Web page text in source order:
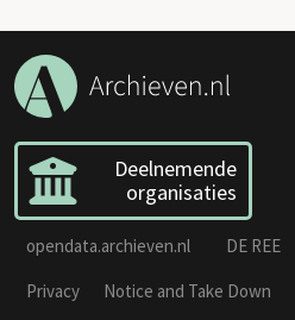
Deelnemende
organisaties
opendata.archieven.nl DE REE
Privacy
Notice and Take Down